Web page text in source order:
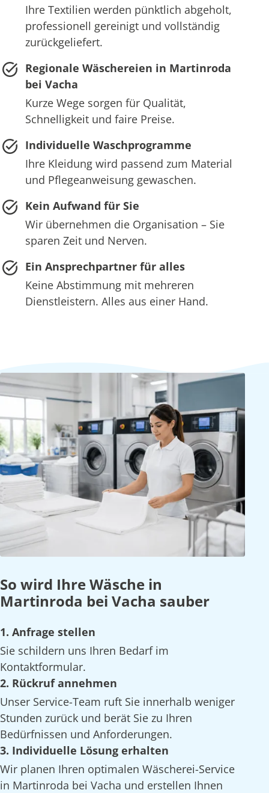
Ihre Textilien werden pünktlich abgeholt,
professionell gereinigt und vollständig
zurückgeliefert.
Regionale Wäschereien in Martinroda
bei Vacha
Kurze Wege sorgen für Qualität,
Schnelligkeit und faire Preise.
Individuelle Waschprogramme
Ihre Kleidung wird passend zum Material
und Pflegeanweisung gewaschen.
Kein Aufwand für Sie
Wir übernehmen die Organisation – Sie
sparen Zeit und Nerven.
Ein Ansprechpartner für alles
Keine Abstimmung mit mehreren
Dienstleistern. Alles aus einer Hand.
So wird Ihre Wäsche in
Martinroda bei Vacha sauber
1. Anfrage stellen
Sie schildern uns Ihren Bedarf im
Kontaktformular.
2. Rückruf annehmen
Unser Service-Team ruft Sie innerhalb weniger
Stunden zurück und berät Sie zu Ihren
Bedürfnissen und Anforderungen.
3. Individuelle Lösung erhalten
Wir planen Ihren optimalen Wäscherei-Service
in Martinroda bei Vacha und erstellen Ihnen